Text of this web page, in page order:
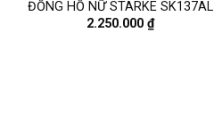
ĐỒNG HỒ NỮ STARKE SK137AL
2.250.000 ₫